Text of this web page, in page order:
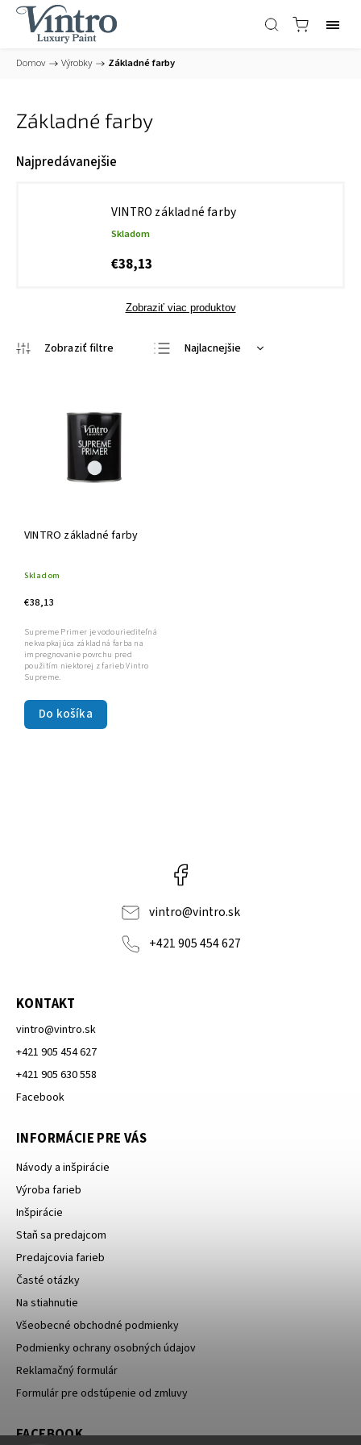
Domov / Výrobky / Základné farby
Základné farby
Najpredávanejšie
VINTRO základné farby
Skladom
€38,13
Zobraziť viac produktov
Najlacnejšie
VINTRO základné farby
Skladom
€38,13
Do košíka
Supreme Primer je vodouriediteľná
nekvapkajúca základná farba na
impregnovanie povrchu pred
použitím niektorej z farieb Vintro
Supreme.
vintro@vintro.sk
+421 905 454 627
KONTAKT
vintro@vintro.sk
+421 905 454 627
+421 905 630 558
Facebook
INFORMÁCIE PRE VÁS
Návody a inšpirácie
Výroba farieb
Inšpirácie
Staň sa predajcom
Predajcovia farieb
Časté otázky
Na stiahnutie
Všeobecné obchodné podmienky
Podmienky ochrany osobných údajov
Reklamačný formulár
Formulár pre odstúpenie od zmluvy
FACEBOOK